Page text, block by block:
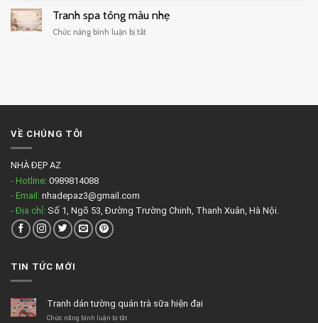
đẹp
treo
phòng
massage
Tranh spa tông màu nhẹ
Chức năng bình luận bị tắtở
VỀ CHÚNG TÔI
NHÀ ĐẸP AZ
- Hotline: 0989814088
- Email: nhadepaz3@gmail.com
- Địa chỉ: Số 1, Ngõ 53, Đường Trường Chinh, Thanh Xuân, Hà Nội.
TIN TỨC MỚI
Tranh dán tường quán trà sữa hiện đại
Chức năng bình luận bị tắtở